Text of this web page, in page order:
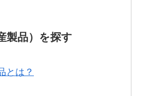
製品）を探す
とは？